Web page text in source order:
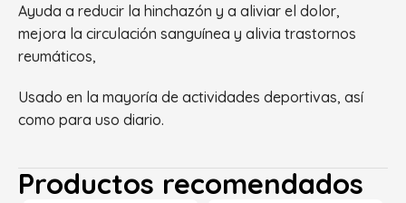
Ayuda a reducir la hinchazón y a aliviar el dolor,
mejora la circulación sanguínea y alivia trastornos
reumáticos,
Usado en la mayoría de actividades deportivas, así
como para uso diario.
Productos recomendados